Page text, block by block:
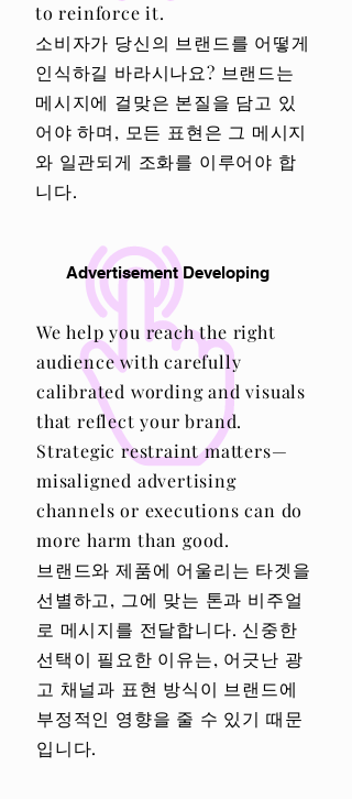
to reinforce it.
소비자가 당신의 브랜드를 어떻게
인식하길 바라시나요? 브랜드는
메시지에 걸맞은 본질을 담고 있
어야 하며, 모든 표현은 그 메시지
와 일관되게 조화를 이루어야 합
니다.
Advertisement Developing
We help you reach the right
audience with carefully
calibrated wording and visuals
that reflect your brand.
Strategic restraint matters—
misaligned advertising
channels or executions can do
more harm than good.
브랜드와 제품에 어울리는 타겟을
선별하고, 그에 맞는 톤과 비주얼
로 메시지를 전달합니다. 신중한
선택이 필요한 이유는, 어긋난 광
고 채널과 표현 방식이 브랜드에
부정적인 영향을 줄 수 있기 때문
입니다.